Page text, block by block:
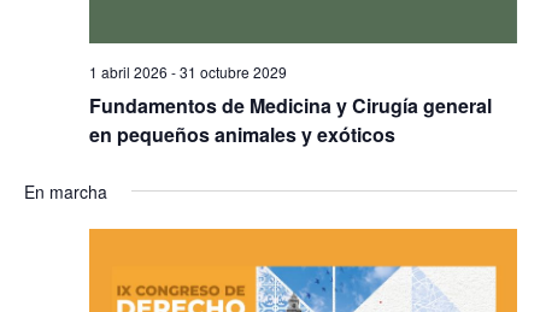
1 abril 2026 -31 octubre 2029
Fundamentos de Medicina y Cirugía general
en pequeños animales y exóticos
En marcha